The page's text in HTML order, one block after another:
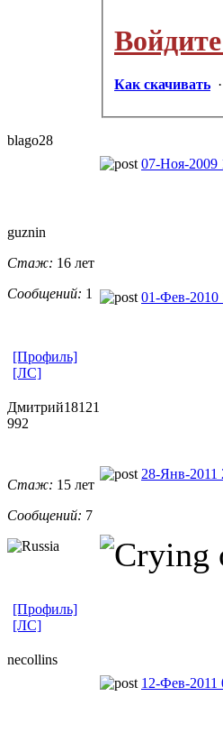
Как скачивать
blago28
07-Ноя-2009
guznin
Стаж: 16 лет
Сообщений: 1 01-Фев-2010
[Профиль]
[ЛС]
Дмитрий18121
992
Стаж: 15 лет
Сообщений: 7
28-Янв-2011
[Профиль]
[ЛС]
necollins
12-Фев-2011